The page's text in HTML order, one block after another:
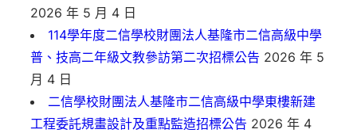
2026 年 5 月 4 日
114學年度二信學校財團法人基隆市二信高級中學
普、技高二年級文教參訪第二次招標公告 2026 年 5
月 4 日
二信學校財團法人基隆市二信高級中學東樓新建
工程委託規畫設計及重點監造招標公告 2026 年 4